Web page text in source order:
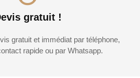
gratuit !
gratuit et immédiat par téléphone,
rapide ou par Whatsapp.